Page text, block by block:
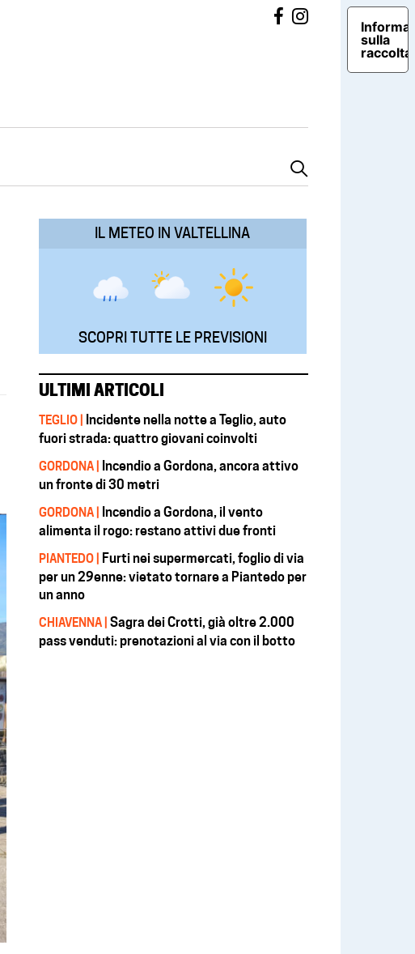
IL METEO IN VALTELLINA
SCOPRI TUTTE LE PREVISIONI
ULTIMI ARTICOLI
TEGLIO | Incidente nella notte a Teglio, auto
fuori strada: quattro giovani coinvolti
GORDONA | Incendio a Gordona, ancora attivo
un fronte di 30 metri
GORDONA | Incendio a Gordona, il vento
alimenta il rogo: restano attivi due fronti
PIANTEDO | Furti nei supermercati, foglio di via
per un 29enne: vietato tornare a Piantedo per
un anno
CHIAVENNA | Sagra dei Crotti, già oltre 2.000
pass venduti: prenotazioni al via con il botto
sulla
raccolta